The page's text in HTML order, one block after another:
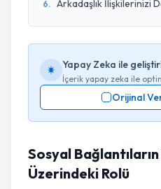
6. Arkadaşlık İlişkilerinizi
Yapay Zeka ile
İçerik yapay zeka ile
Orijinal
Sosyal
Üzerindeki Rolü